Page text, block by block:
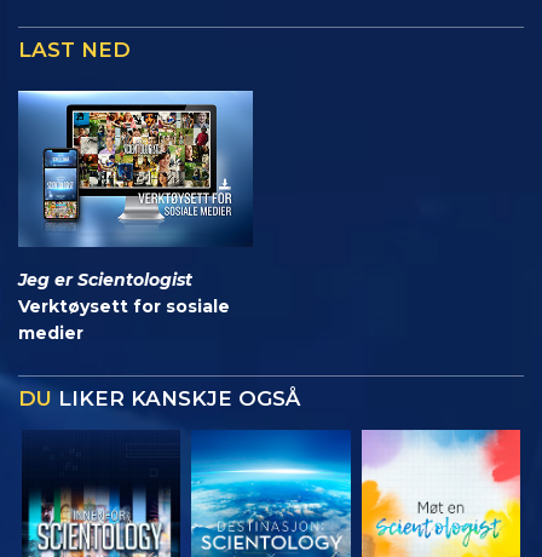
LAST NED
Jeg er Scientologist
Verktøysett for sosiale
medier
DU LIKER KANSKJE OGSÅ